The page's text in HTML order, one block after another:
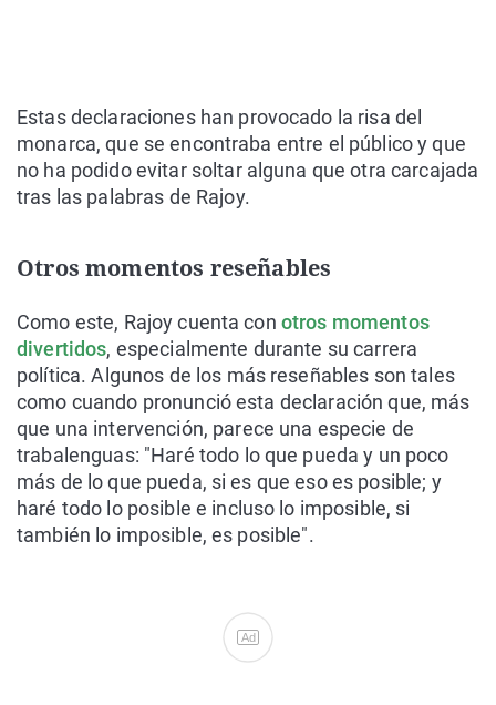
Estas declaraciones han provocado la risa del
monarca, que se encontraba entre el público y que
no ha podido evitar soltar alguna que otra carcajada
tras las palabras de Rajoy.
Otros momentos reseñables
Como este, Rajoy cuenta con otros momentos
divertidos, especialmente durante su carrera
política. Algunos de los más reseñables son tales
como cuando pronunció esta declaración que, más
que una intervención, parece una especie de
trabalenguas: "Haré todo lo que pueda y un poco
más de lo que pueda, si es que eso es posible; y
haré todo lo posible e incluso lo imposible, si
también lo imposible, es posible".
Ad